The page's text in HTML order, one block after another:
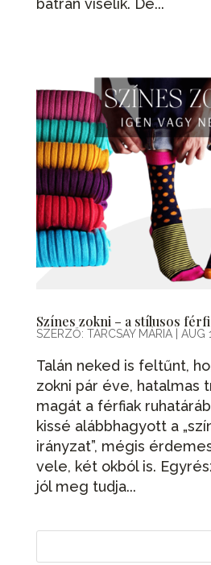
Színes zokni – a stílusos
SZERZŐ: TARCSAY MÁRIA| AUG
Talán neked is feltűnt,
zokni pár éve, hatalmas
magát a férfiak
kissé alábbhagyott a
irányzat”, mégis
vele, két okból is.
jól meg tudja...